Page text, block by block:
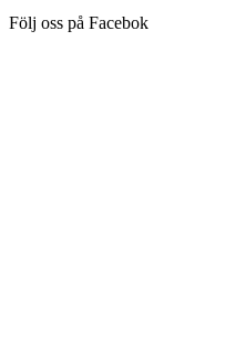
Följ oss på Facebok